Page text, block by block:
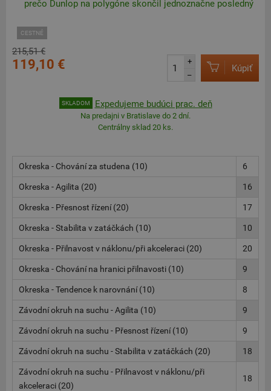
prečo Dunlop na polygóne skončil jednoznačne posledný
CESTNÉ
215,51 €
119,10 €
+
–
Kúpiť
SKLADOM Expedujeme budúci prac. deň
Na predajni v Bratislave do 2 dní.
Centrálny sklad 20 ks.
Okreska - Chování za studena (10) 6
Okreska - Agilita (20) 16
Okreska - Přesnost řízení (20) 17
Okreska - Stabilita v zatáčkách (10) 10
Okreska - Přilnavost v náklonu/při akceleraci (20) 20
Okreska - Chování na hranici přilnavosti (10) 9
Okreska - Tendence k narovnání (10) 8
Závodní okruh na suchu - Agilita (10) 9
Závodní okruh na suchu - Přesnost řízení (10) 9
Závodní okruh na suchu - Stabilita v zatáčkách (20) 18
Závodní okruh na suchu - Přilnavost v náklonu/při
akceleraci (20)
18